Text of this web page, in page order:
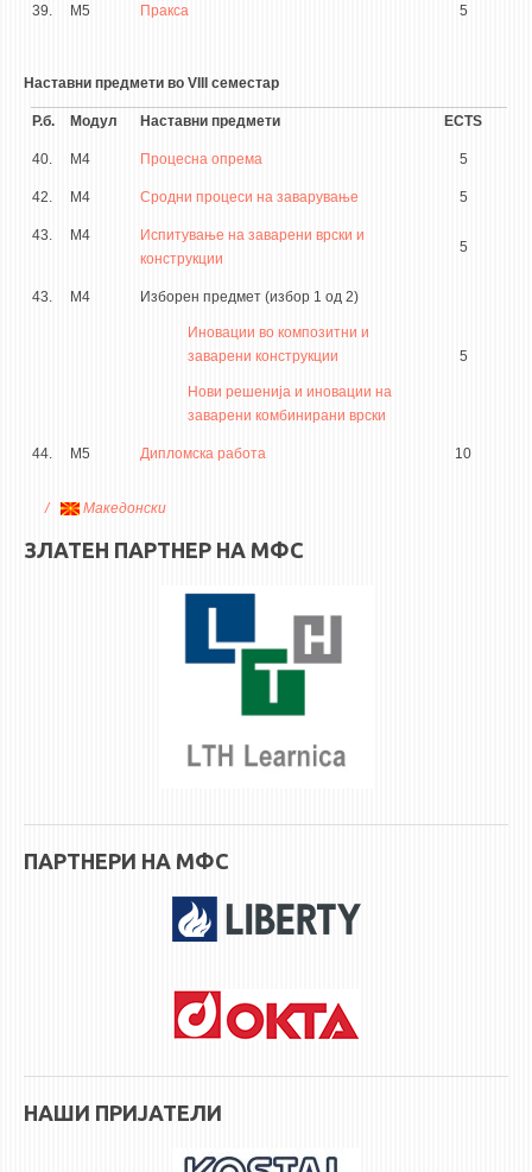
39. М5 Пракса 5
Наставни предмети во VIII семестар
Р.б. Модул Наставни предмети ECTS
40. М4 Процесна опрема 5
42. М4 Сродни процеси на заварување 5
43. М4
Испитување на заварени врски и
конструкции
5
43. М4 Изборен предмет (избор 1 од 2)
Иновации во композитни и
заварени конструкции
Нови решенија и иновации на
заварени комбинирани врски
5
44. М5 Дипломска работа 10
Македонски
ЗЛАТЕН ПАРТНЕР НА МФС
ПАРТНЕРИ НА МФС
НАШИ ПРИЈАТЕЛИ